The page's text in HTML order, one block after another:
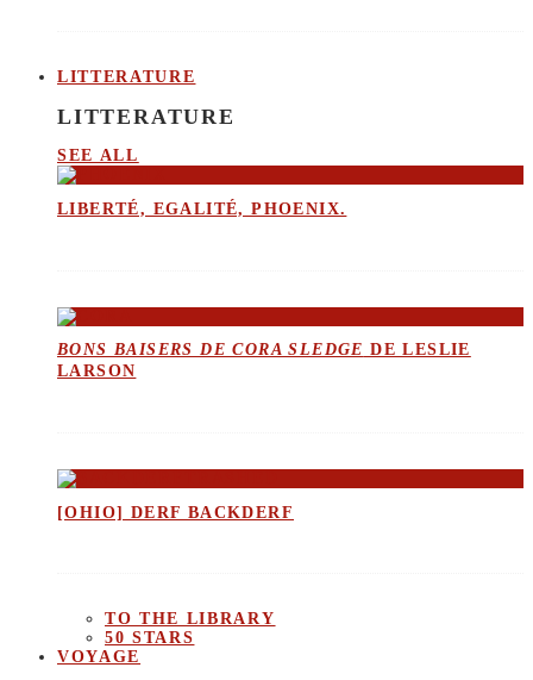
LITTERATURE
LITTERATURE
SEE ALL
LIBERTÉ, EGALITÉ, PHOENIX.
BONS BAISERS DE CORA SLEDGE DE LESLIE
LARSON
[OHIO] DERF BACKDERF
TO THE LIBRARY
50 STARS
VOYAGE